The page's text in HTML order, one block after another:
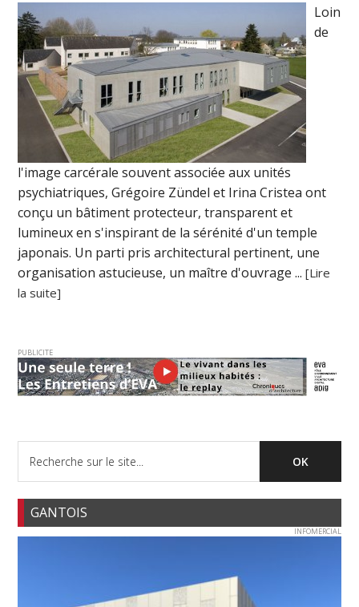
Loin
de
l'image carcérale souvent associée aux unités
psychiatriques, Grégoire Zündel et Irina Cristea ont
conçu un bâtiment protecteur, transparent et
lumineux en s'inspirant de la sérénité d'un temple
japonais. Un parti pris architectural pertinent, une
organisation astucieuse, un maître d'ouvrage ...[Lire
la suite]
PUBLICITE
GANTOIS
INFOMERCIAL